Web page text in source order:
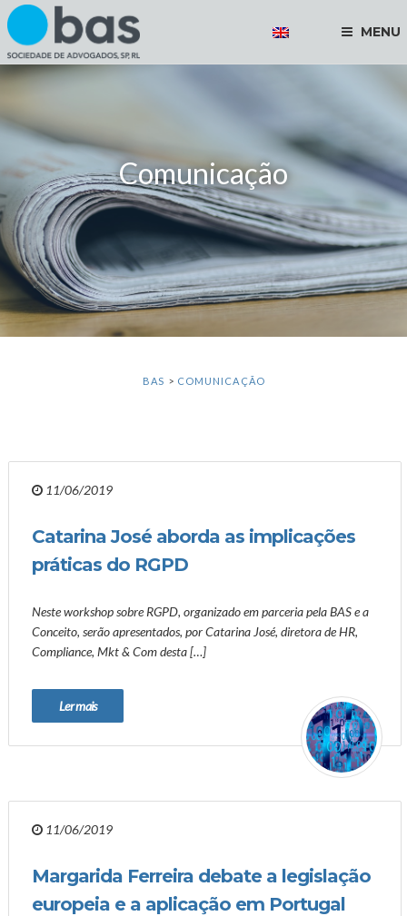
MENU
Comunicação
BAS > COMUNICAÇÃO
11/06/2019
Catarina José aborda as implicações
práticas do RGPD
Neste workshop sobre RGPD, organizado em parceria pela BAS e a
Conceito, serão apresentados, por Catarina José, diretora de HR,
Compliance, Mkt & Com desta […]
Ler mais
11/06/2019
Margarida Ferreira debate a legislação
europeia e a aplicação em Portugal